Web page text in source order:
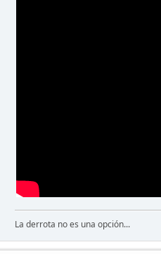
La derrota no es una opción...